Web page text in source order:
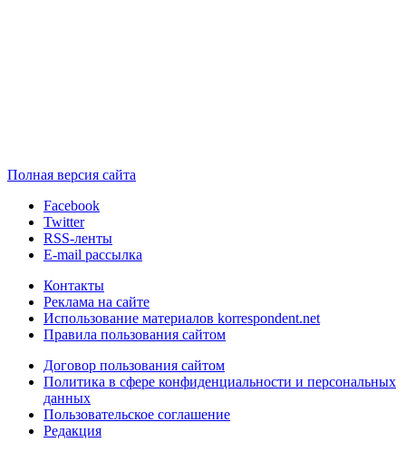
Полная версия сайта
Facebook
Twitter
RSS-ленты
E-mail рассылка
Контакты
Реклама на сайте
Использование материалов korrespondent.net
Правила пользования сайтом
Договор пользования сайтом
Политика в сфере конфиденциальности и персональных
данных
Пользовательское соглашение
Редакция